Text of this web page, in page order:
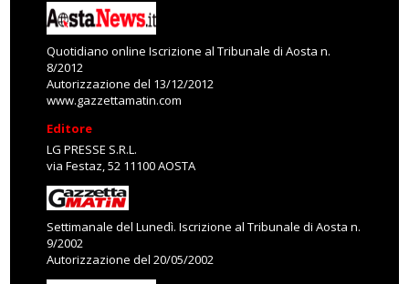
Quotidiano online Iscrizione al Tribunale di Aosta n.
8/2012
Autorizzazione del 13/12/2012
www.gazzettamatin.com
Editore
LG PRESSE S.R.L.
via Festaz, 52 11100 AOSTA
Settimanale del Lunedì. Iscrizione al Tribunale di Aosta n.
9/2002
Autorizzazione del 20/05/2002